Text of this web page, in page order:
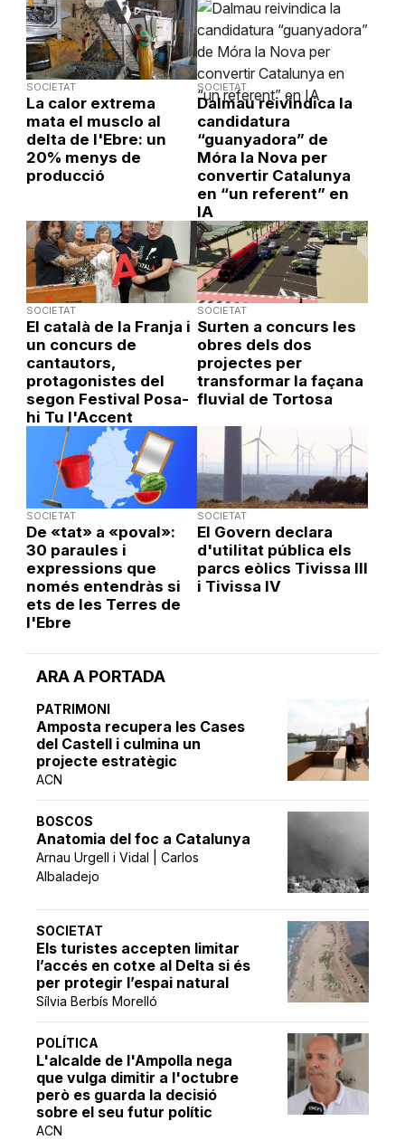
ARA A PORTADA
PATRIMONI
Amposta recupera les Cases
del Castell i culmina un
projecte estratègic
ACN
BOSCOS
Anatomia del foc a Catalunya
Arnau Urgell i Vidal | Carlos
Albaladejo
SOCIETAT
Els turistes accepten limitar
l’accés en cotxe al Delta si és
per protegir l’espai natural
Sílvia Berbís Morelló
POLÍTICA
L'alcalde de l'Ampolla nega
que vulga dimitir a l'octubre
però es guarda la decisió
sobre el seu futur polític
ACN
SOCIETAT
La calor extrema
mata el musclo al
delta de l'Ebre: un
20% menys de
producció
SOCIETAT
Dalmau reivindica la
candidatura
“guanyadora” de
Móra la Nova per
convertir Catalunya
en “un referent” en
IA
SOCIETAT
El català de la Franja i
un concurs de
cantautors,
protagonistes del
segon Festival Posa-
hi Tu l'Accent
SOCIETAT
Surten a concurs les
obres dels dos
projectes per
transformar la façana
fluvial de Tortosa
SOCIETAT
De «tat» a «poval»:
30 paraules i
expressions que
només entendràs si
ets de les Terres de
l'Ebre
SOCIETAT
El Govern declara
d'utilitat pública els
parcs eòlics Tivissa III
i Tivissa IV